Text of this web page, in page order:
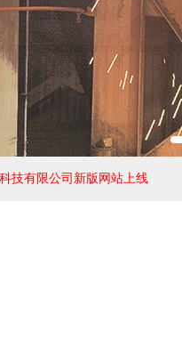
技有限公司新版网站上线